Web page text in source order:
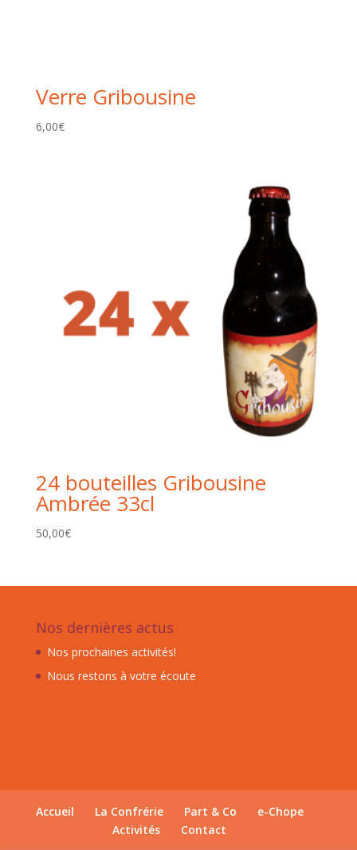
Verre Gribousine
6,00€
24 bouteilles Gribousine
Ambrée 33cl
50,00€
Nos dernières actus
Nos prochaines activités!
Nous restons à votre écoute
Accueil La Confrérie Part & Co
e-Chope
Activités
Contact